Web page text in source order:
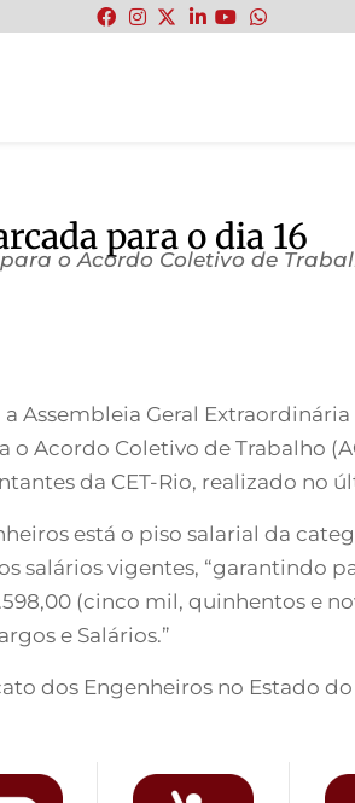
para o dia 16
o Acordo Coletivo de
a Assembleia Geral
Acordo Coletivo de Trabalho
da CET-Rio, realizado no
está o piso salarial da
salários vigentes, “garantindo
(cinco mil, quinhentos e
e Salários.”
dos Engenheiros no Estado